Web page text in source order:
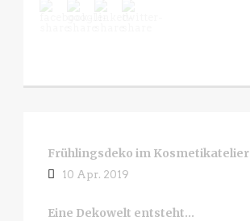
Frühlingsdeko im Kosmetikatelier
10 Apr. 2019
Eine Dekowelt entsteht…